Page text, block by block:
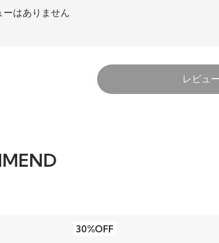
ーはありません
レビュ
30%OFF